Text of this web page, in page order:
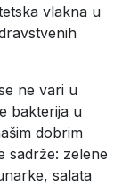
vlakna u
ne vari u
bakterija u
dobrim
sadrže: zelene
salata